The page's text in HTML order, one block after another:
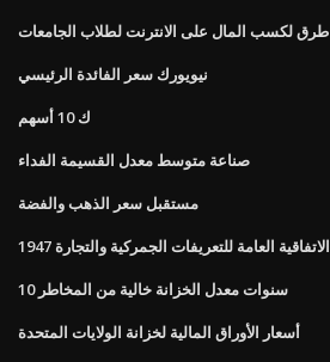
طرق لكسب المال على الانترنت لطلاب الجامعات
نيويورك سعر الفائدة الرئيسي
ك 10 أسهم
صناعة متوسط ​​معدل القسيمة الفداء
مستقبل سعر الذهب والفضة
الاتفاقية العامة للتعريفات الجمركية والتجارة 1947
10 سنوات معدل الخزانة خالية من المخاطر
أسعار الأوراق المالية لخزانة الولايات المتحدة